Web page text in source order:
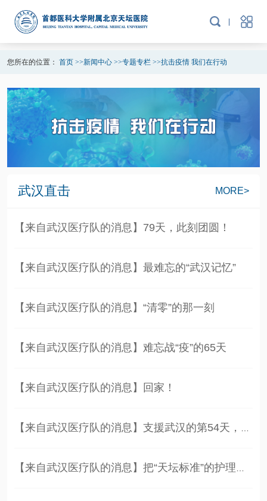
您所在的位置： 首页>>新闻中心>>专题专栏>>抗击疫情 我们在行动
MORE>
武汉直击
【来自武汉医疗队的消息】79天，此刻团圆！
【来自武汉医疗队的消息】最难忘的“武汉记忆”
【来自武汉医疗队的消息】“清零”的那一刻
【来自武汉医疗队的消息】难忘战“疫”的65天
【来自武汉医疗队的消息】回家！